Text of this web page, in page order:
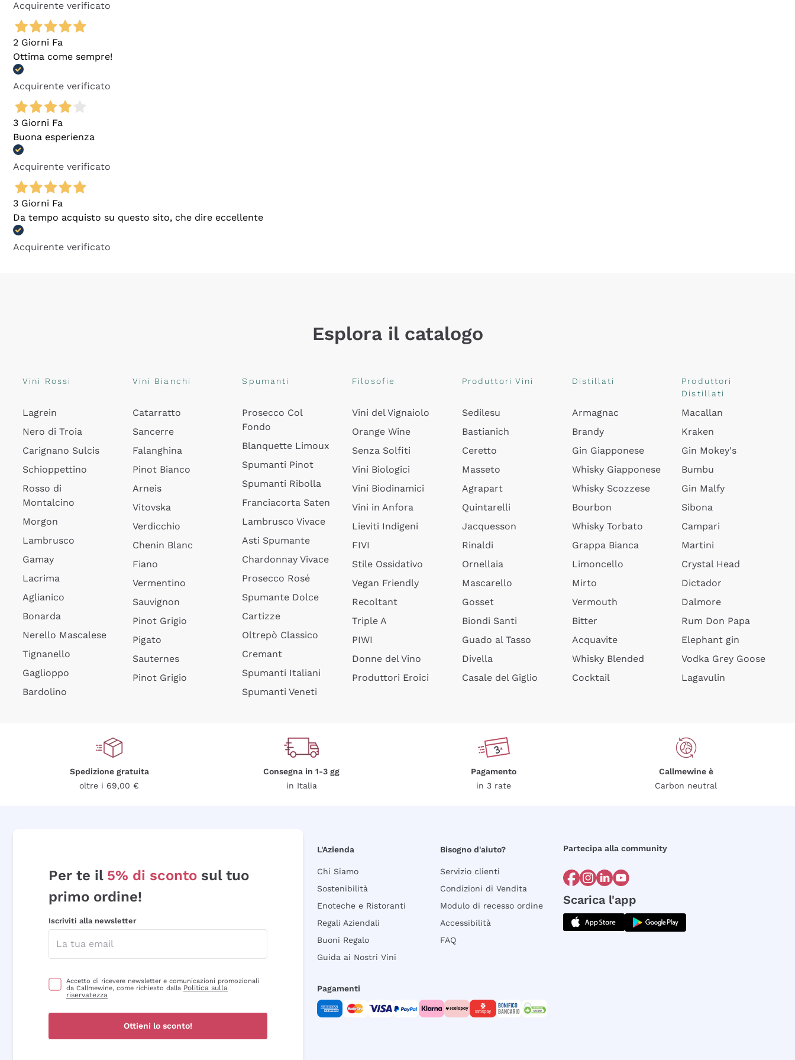
Acquirente verificato
2 Giorni Fa
Ottima come sempre!
Acquirente verificato
3 Giorni Fa
Buona esperienza
Acquirente verificato
3 Giorni Fa
Da tempo acquisto su questo sito, che dire eccellente
Acquirente verificato
Esplora il catalogo
Vini Rossi
Lagrein
Nero di Troia
Carignano Sulcis
Schioppettino
Rosso di
Montalcino
Morgon
Lambrusco
Gamay
Lacrima
Aglianico
Bonarda
Nerello Mascalese
Tignanello
Gaglioppo
Bardolino
Vini Bianchi
Catarratto
Sancerre
Falanghina
Pinot Bianco
Arneis
Vitovska
Verdicchio
Chenin Blanc
Fiano
Vermentino
Sauvignon
Pinot Grigio
Pigato
Sauternes
Pinot Grigio
Spumanti
Prosecco Col
Fondo
Blanquette Limoux
Spumanti Pinot
Spumanti Ribolla
Franciacorta Saten
Lambrusco Vivace
Asti Spumante
Chardonnay Vivace
Prosecco Rosé
Spumante Dolce
Cartizze
Oltrepò Classico
Cremant
Spumanti Italiani
Spumanti Veneti
Filosofie
Vini del Vignaiolo
Orange Wine
Senza Solfiti
Vini Biologici
Vini Biodinamici
Vini in Anfora
Lieviti Indigeni
FIVI
Stile Ossidativo
Vegan Friendly
Recoltant
Triple A
PIWI
Donne del Vino
Produttori Eroici
Produttori Vini
Sedilesu
Bastianich
Ceretto
Masseto
Agrapart
Quintarelli
Jacquesson
Rinaldi
Ornellaia
Mascarello
Gosset
Biondi Santi
Guado al Tasso
Divella
Casale del Giglio
Distillati
Armagnac
Brandy
Gin Giapponese
Whisky Giapponese
Whisky Scozzese
Bourbon
Whisky Torbato
Grappa Bianca
Limoncello
Mirto
Vermouth
Bitter
Acquavite
Whisky Blended
Cocktail
Produttori
Distillati
Macallan
Kraken
Gin Mokey's
Bumbu
Gin Malfy
Sibona
Campari
Martini
Crystal Head
Dictador
Dalmore
Rum Don Papa
Elephant gin
Vodka Grey Goose
Lagavulin
Spedizione gratuita
oltre i 69,00 €
Consegna in 1-3 gg
in Italia
Pagamento
in 3 rate
Callmewine è
Carbon neutral
Per te il 5% di sconto sul tuo
primo ordine!
Iscriviti alla newsletter
Accetto di ricevere newsletter e comunicazioni promozionali
da Callmewine, come richiesto dalla Politica sulla
riservatezza
Ottieni lo sconto!
L'Azienda
Chi Siamo
Sostenibilità
Enoteche e Ristoranti
Regali Aziendali
Buoni Regalo
Guida ai Nostri Vini
Bisogno d'aiuto?
Servizio clienti
Condizioni di Vendita
Modulo di recesso ordine
Accessibilità
FAQ
Partecipa alla community
Scarica l'app
Pagamenti